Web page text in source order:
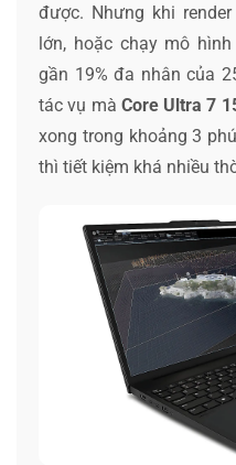
được. Nhưng khi
lớn, hoặc chạy mô
gần 19% đa nhân của
tác vụ mà Core Ultra 7
xong trong khoảng 3
thì tiết kiệm khá nhiều